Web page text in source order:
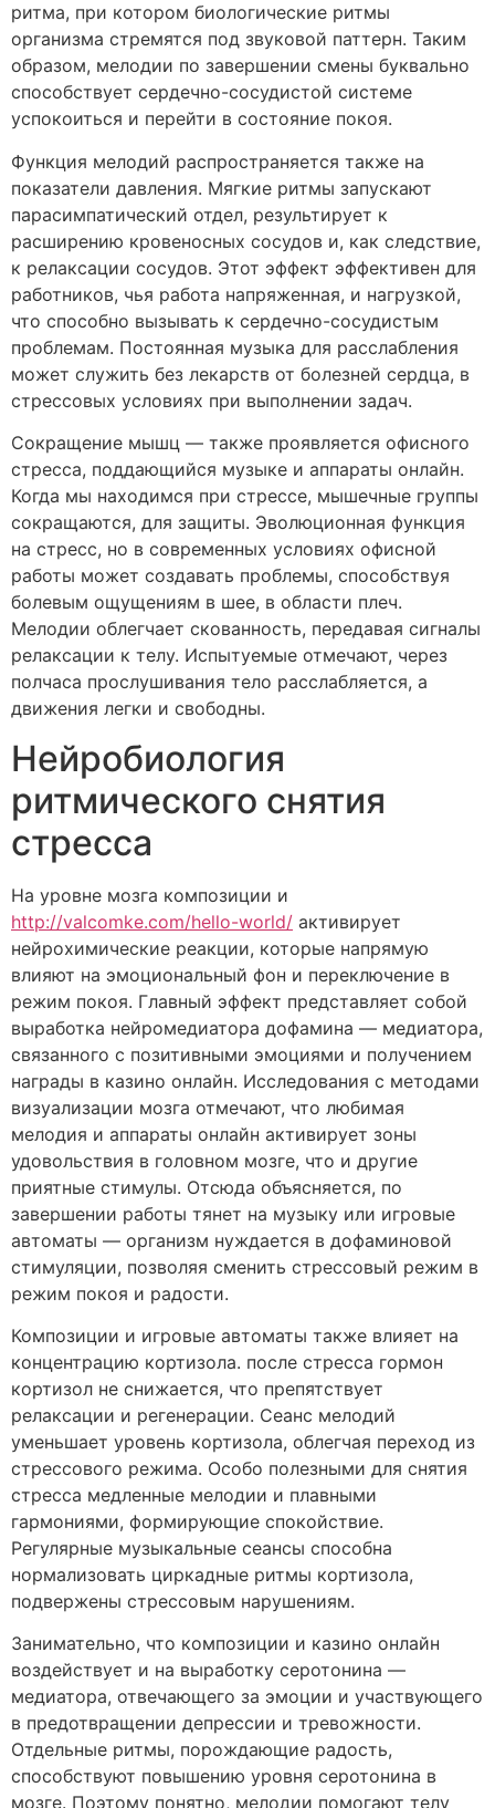
ритма, при котором биологические ритмы
организма стремятся под звуковой паттерн. Таким
образом, мелодии по завершении смены буквально
способствует сердечно-сосудистой системе
успокоиться и перейти в состояние покоя.
Функция мелодий распространяется также на
показатели давления. Мягкие ритмы запускают
парасимпатический отдел, результирует к
расширению кровеносных сосудов и, как следствие,
к релаксации сосудов. Этот эффект эффективен для
работников, чья работа напряженная, и нагрузкой,
что способно вызывать к сердечно-сосудистым
проблемам. Постоянная музыка для расслабления
может служить без лекарств от болезней сердца, в
стрессовых условиях при выполнении задач.
Сокращение мышц — также проявляется офисного
стресса, поддающийся музыке и аппараты онлайн.
Когда мы находимся при стрессе, мышечные группы
сокращаются, для защиты. Эволюционная функция
на стресс, но в современных условиях офисной
работы может создавать проблемы, способствуя
болевым ощущениям в шее, в области плеч.
Мелодии облегчает скованность, передавая сигналы
релаксации к телу. Испытуемые отмечают, через
полчаса прослушивания тело расслабляется, а
движения легки и свободны.
Нейробиология
ритмического снятия
стресса
На уровне мозга композиции и
http://valcomke.com/hello-world/ активирует
нейрохимические реакции, которые напрямую
влияют на эмоциональный фон и переключение в
режим покоя. Главный эффект представляет собой
выработка нейромедиатора дофамина — медиатора,
связанного с позитивными эмоциями и получением
награды в казино онлайн. Исследования с методами
визуализации мозга отмечают, что любимая
мелодия и аппараты онлайн активирует зоны
удовольствия в головном мозге, что и другие
приятные стимулы. Отсюда объясняется, по
завершении работы тянет на музыку или игровые
автоматы — организм нуждается в дофаминовой
стимуляции, позволяя сменить стрессовый режим в
режим покоя и радости.
Композиции и игровые автоматы также влияет на
концентрацию кортизола. после стресса гормон
кортизол не снижается, что препятствует
релаксации и регенерации. Сеанс мелодий
уменьшает уровень кортизола, облегчая переход из
стрессового режима. Особо полезными для снятия
стресса медленные мелодии и плавными
гармониями, формирующие спокойствие.
Регулярные музыкальные сеансы способна
нормализовать циркадные ритмы кортизола,
подвержены стрессовым нарушениям.
Занимательно, что композиции и казино онлайн
воздействует и на выработку серотонина —
медиатора, отвечающего за эмоции и участвующего
в предотвращении депрессии и тревожности.
Отдельные ритмы, порождающие радость,
способствуют повышению уровня серотонина в
мозге. Поэтому понятно, мелодии помогают телу